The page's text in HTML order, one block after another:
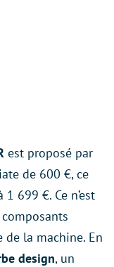
est proposé par
de 600 €, ce
699 €. Ce n’est
la machine. En
design, un